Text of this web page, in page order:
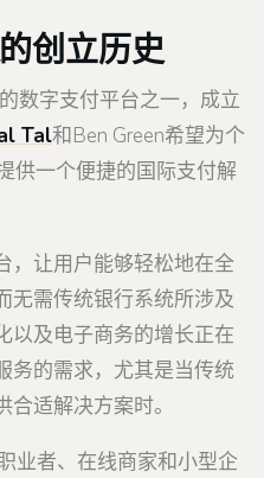
创立历史
数字支付平台之一，成立
Tal和Ben Green希望为个
供一个便捷的国际支付解
，让用户能够轻松地在全
无需传统银行系统所涉及
以及电子商务的增长正在
务的需求，尤其是当传统
适解决方案时。
业者、在线商家和小型企